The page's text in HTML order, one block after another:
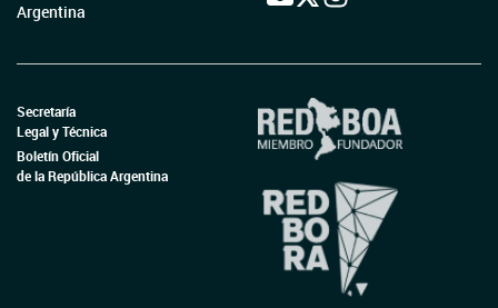
Argentina
Secretaría
Legal y Técnica
Boletín Oficial
de la República Argentina